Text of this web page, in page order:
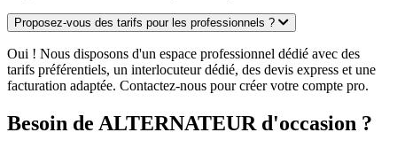
Proposez-vous des tarifs pour les professionnels ?
Oui ! Nous disposons d'un espace professionnel dédié avec des
tarifs préférentiels, un interlocuteur dédié, des devis express et une
facturation adaptée. Contactez-nous pour créer votre compte pro.
Besoin de ALTERNATEUR d'occasion ?